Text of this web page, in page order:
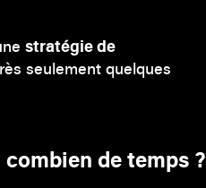
stratégie de
seulement quelques
de temps ?